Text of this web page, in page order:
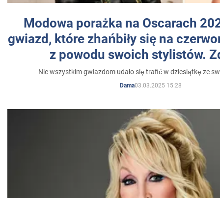
Modowa porażka na Oscarach
gwiazd, które zhańbiły się na
z powodu swoich stylistów.
Nie wszystkim gwiazdom udało się trafić w dziesiątkę ze
Dama03.03.2025 15:28